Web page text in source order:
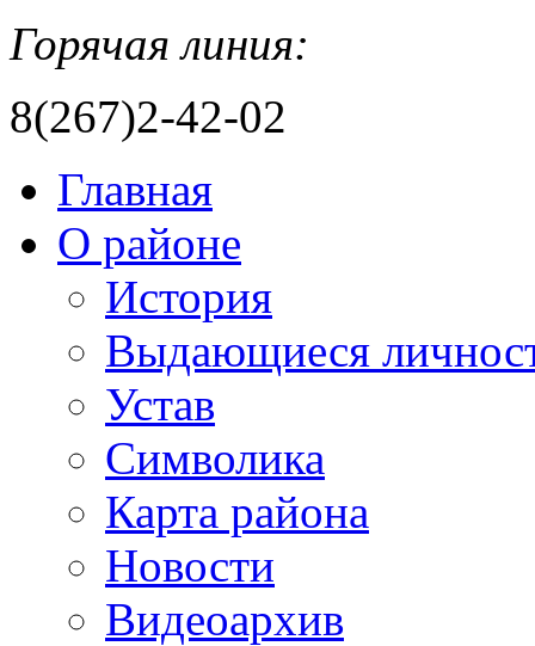
Горячая линия:
8(267)2-42-02
Главная
О районе
История
Выдающиеся
Устав
Символика
Карта района
Новости
Видеоархив